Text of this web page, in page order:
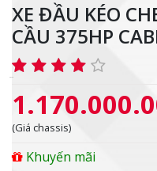
XE ĐẦU KÉO
CẦU 375HP
(Giá chassis)
Khuyến mãi